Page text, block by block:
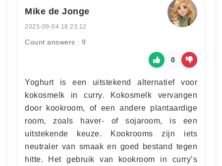
Mike de Jonge
2025-09-04 18:23:12
Count answers : 9
0
Yoghurt is een uitstekend alternatief voor
kokosmelk in curry. Kokosmelk vervangen
door kookroom, of een andere plantaardige
room, zoals haver- of sojaroom, is een
uitstekende keuze. Kookrooms zijn iets
neutraler van smaak en goed bestand tegen
hitte. Het gebruik van kookroom in curry’s